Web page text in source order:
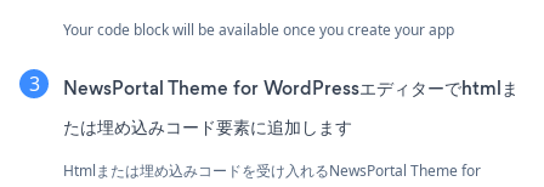
Your code block will be available once you create your app
NewsPortal Theme for WordPressエディターでhtmlま
たは埋め込みコード要素に追加します
Htmlまたは埋め込みコードを受け入れるNewsPortal Theme for